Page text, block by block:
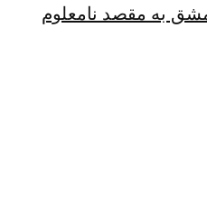
به مقصد نامعلوم